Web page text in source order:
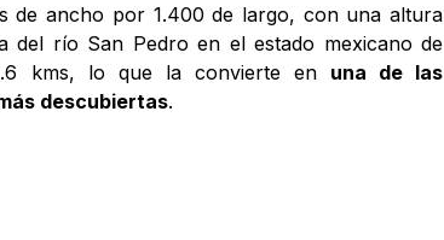
de ancho por 1.400 de largo, con una altura
del río San Pedro en el estado mexicano de
kms, lo que la convierte en una de las
descubiertas.